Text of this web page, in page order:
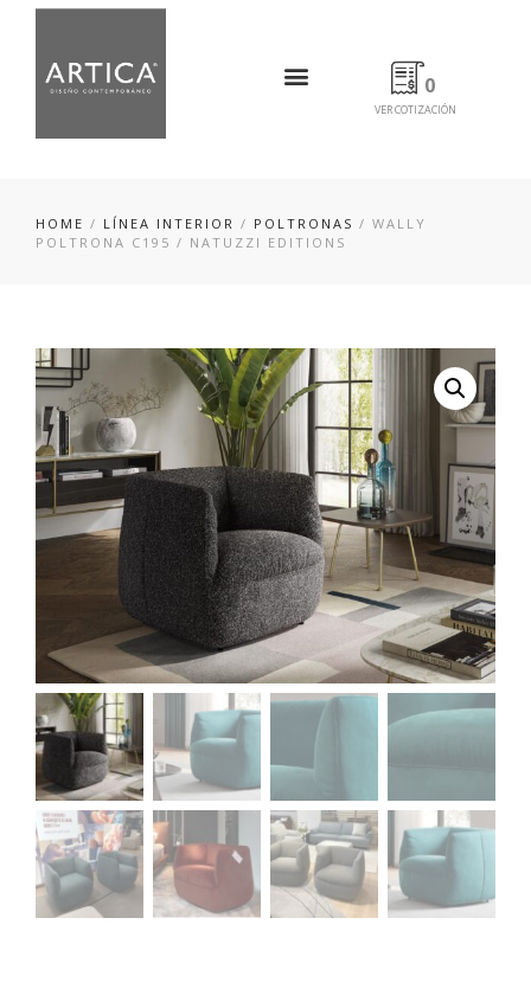
0
VER COTIZACIÓN
HOME / LÍNEA INTERIOR / POLTRONAS / WALLY
POLTRONA C195 / NATUZZI EDITIONS